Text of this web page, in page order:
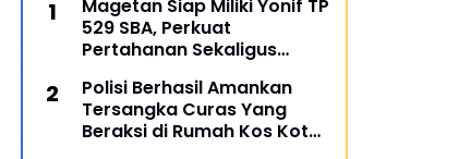
Magetan Siap Miliki Yonif TP
529 SBA, Perkuat
Pertahanan Sekaligus
Daerah
Polisi Berhasil Amankan
Tersangka Curas Yang
Beraksi di Rumah Kos Kota